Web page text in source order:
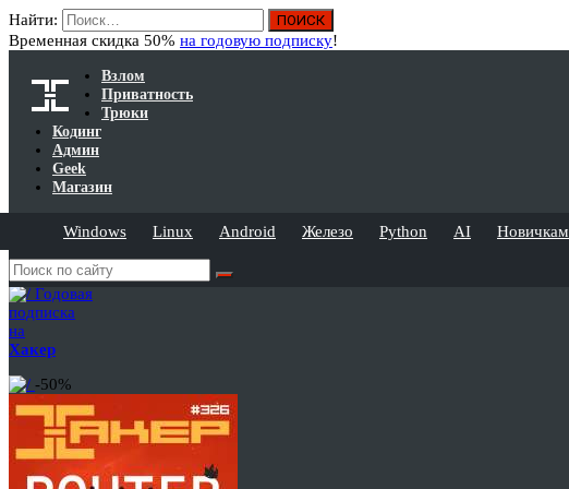
Найти:
Временная скидка 50% на годовую подписку!
Взлом
Приватность
Трюки
Кодинг
Админ
Geek
Магазин
Windows Linux Android Железо Python AI Новичкам
Годовая
подписка
на
Хакер
-50%